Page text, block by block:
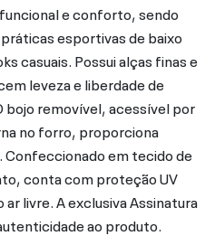
e conforto, sendo
esportivas de baixo
casuais. Possui alças finas e
leveza e liberdade de
bojo removível, acessível por
no forro, proporciona
Confeccionado em tecido de
conta com proteção UV
livre. A exclusiva Assinatura
ao produto.